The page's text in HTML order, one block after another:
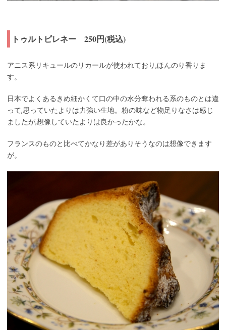
トゥルトピレネー 250円(税込)
アニス系リキュールのリカールが使われており,ほんのり香りま
す。
日本でよくあるきめ細かくて口の中の水分奪われる系のものとは違
って,思っていたよりは力強い生地。粉の味など物足りなさは感じ
ましたが,想像していたよりは良かったかな。
フランスのものと比べてかなり差がありそうなのは想像できます
が。